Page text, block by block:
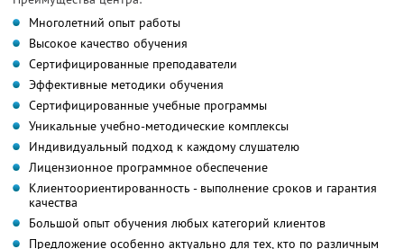
Многолетний опыт работы
Высокое качество обучения
Сертифицированные преподаватели
Эффективные методики обучения
Сертифицированные учебные программы
Уникальные учебно-методические комплексы
Индивидуальный подход к каждому слушателю
Лицензионное программное обеспечение
Клиентоориентированность - выполнение сроков и гарантия
качества
Большой опыт обучения любых категорий клиентов
Предложение особенно актуально для тех, кто по различным